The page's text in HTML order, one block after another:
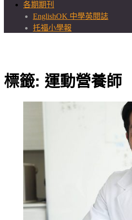
各期期刊
EnglishOK 中學英閱誌
托福小學報
標籤: 運動營養師